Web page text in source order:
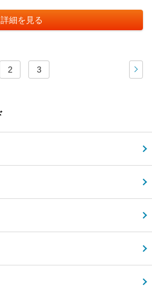
詳細を見る
2 3